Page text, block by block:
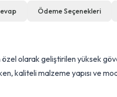
Ödeme Seçenekleri
olarak geliştirilen yüksek
kaliteli malzeme yapısı ve